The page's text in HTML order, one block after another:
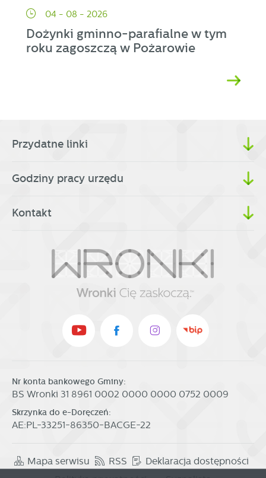
04 - 08 - 2026
Dożynki gminno-parafialne w tym
roku zagoszczą w Pożarowie
Przydatne linki
Godziny pracy urzędu
Kontakt
Nr konta bankowego Gminy:
BS Wronki 31 8961 0002 0000 0000 0752 0009
Skrzynka do e-Doręczeń:
AE:PL-33251-86350-BACGE-22
Mapa serwisu RSS
Deklaracja dostępności